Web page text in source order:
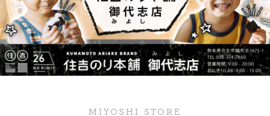
MIYOSHI STORE